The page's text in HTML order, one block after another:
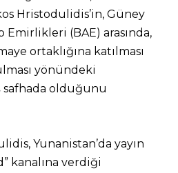
Hristodulidis’in, Güney
Emirlikleri (BAE) arasında,
ortaklığına katılması
yönündeki
olduğunu
Yunanistan’da yayın
kanalına verdiği